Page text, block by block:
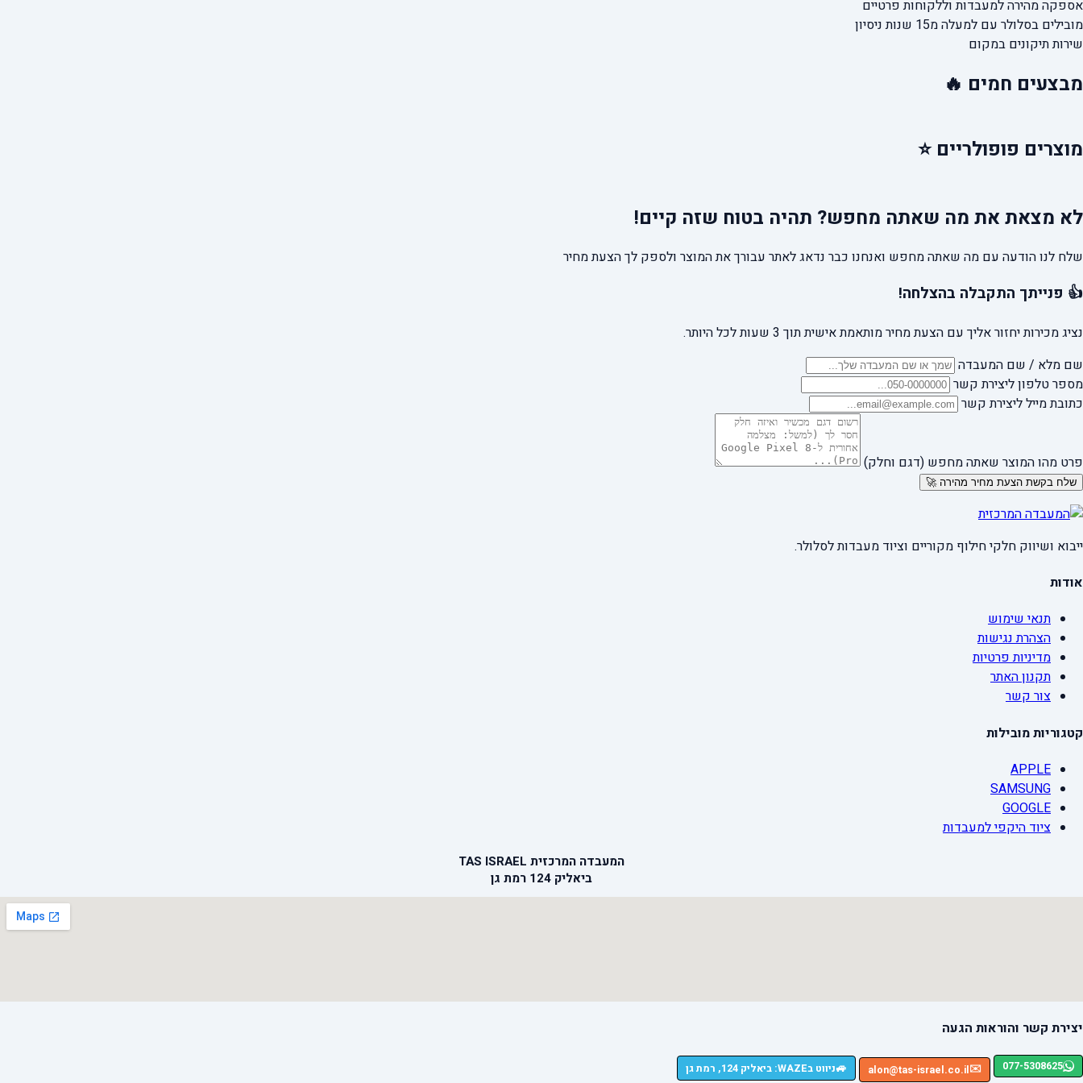
אספקה מהירהלמעבדות וללקוחות פרטיים
מובילים בסלולר עם למעלה מ15 שנות ניסיון
שירות תיקונים במקום
מבצעים חמים 🔥
מוצרים פופולריים ⭐
לא מצאת את מה שאתה מחפש? תהיה בטוח שזה קיים!
שלח לנו הודעה עם מה שאתה מחפש ואנחנו כבר נדאג לאתר עבורך את המוצר ולספק לך הצעת מחיר
👍 פנייתך התקבלה בהצלחה!
נציג מכירות יחזור אליך עם הצעת מחיר מותאמת אישית תוך 3 שעות לכל היותר.
שם מלא / שם המעבדה
מספר טלפון ליצירת קשר
כתובת מייל ליצירת קשר
פרט מהו המוצר שאתה מחפש (דגם וחלק)
שלח בקשת הצעת מחיר מהירה 🚀
ייבוא ושיווק חלקי חילוף מקוריים וציוד מעבדות לסלולר.
אודות
תנאי שימוש
הצהרת נגישות
מדיניות פרטיות
תקנון האתר
צור קשר
קטגוריות מובילות
APPLE
SAMSUNG
GOOGLE
ציוד היקפי למעבדות
המעבדה המרכזית TAS ISRAEL
ביאליק 124 רמת גן
יצירת קשר והוראות הגעה
077-5308625
✉️
alon@tas-israel.co.il
🚙ניווט בWAZE: ביאליק 124, רמת גן